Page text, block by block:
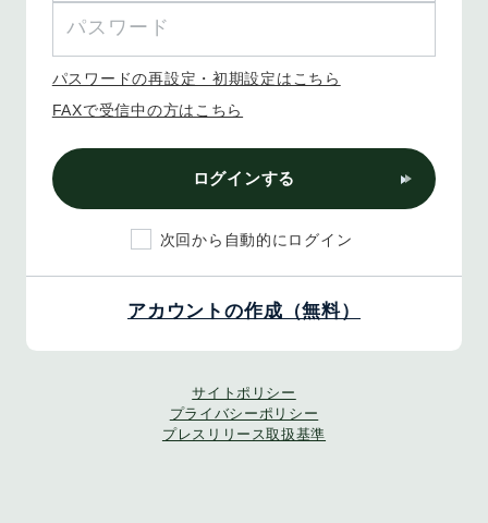
パスワードの再設定・初期設定はこちら
FAXで受信中の方はこちら
ログインする
次回から自動的にログイン
アカウントの作成（無料）
サイトポリシー
プライバシーポリシー
プレスリリース取扱基準